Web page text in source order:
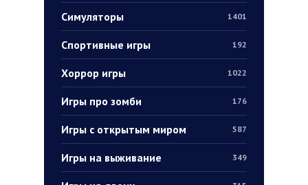
Симуляторы 1401
Спортивные игры 192
Хоррор игры 1022
Игры про зомби 176
Игры с открытым миром 587
Игры на выживание 349